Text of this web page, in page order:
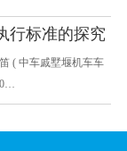
行标准的探究
( 中车戚墅堰机车车